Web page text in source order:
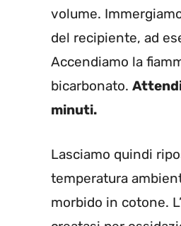
volume.
del recipiente, ad
Accendiamo la
bicarbonato.
minuti.
Lasciamo quindi
temperatura
morbido in cotone.